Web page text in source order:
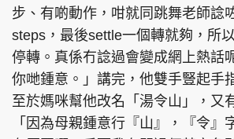
步、有啲動作，咁就同跳舞老師諗
steps，最後settle一個轉就夠，所
停轉。真係冇諗過會變成網上熱話
你哋鍾意。」講完，他雙手豎起手
至於媽咪幫他改名「湯令山」，又
「因為母親鍾意行『山』，『令』